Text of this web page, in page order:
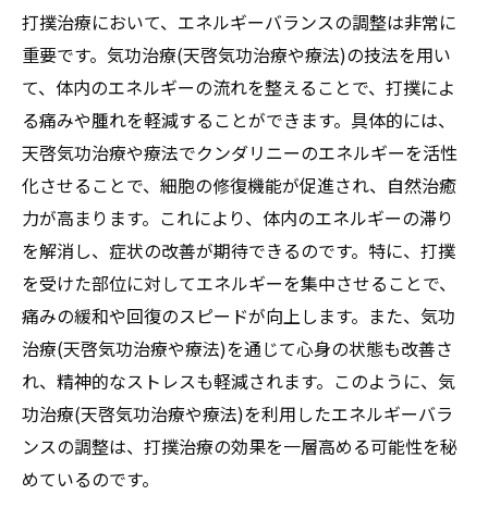
打撲治療において、エネルギーバランスの調整は非常に
重要です。気功治療(天啓気功治療や療法)の技法を用い
て、体内のエネルギーの流れを整えることで、打撲によ
る痛みや腫れを軽減することができます。具体的には、
天啓気功治療や療法でクンダリニーのエネルギーを活性
化させることで、細胞の修復機能が促進され、自然治癒
力が高まります。これにより、体内のエネルギーの滞り
を解消し、症状の改善が期待できるのです。特に、打撲
を受けた部位に対してエネルギーを集中させることで、
痛みの緩和や回復のスピードが向上します。また、気功
治療(天啓気功治療や療法)を通じて心身の状態も改善さ
れ、精神的なストレスも軽減されます。このように、気
功治療(天啓気功治療や療法)を利用したエネルギーバラ
ンスの調整は、打撲治療の効果を一層高める可能性を秘
めているのです。